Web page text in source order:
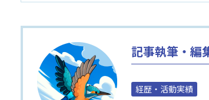
記事執筆・編
経歴・活動実績